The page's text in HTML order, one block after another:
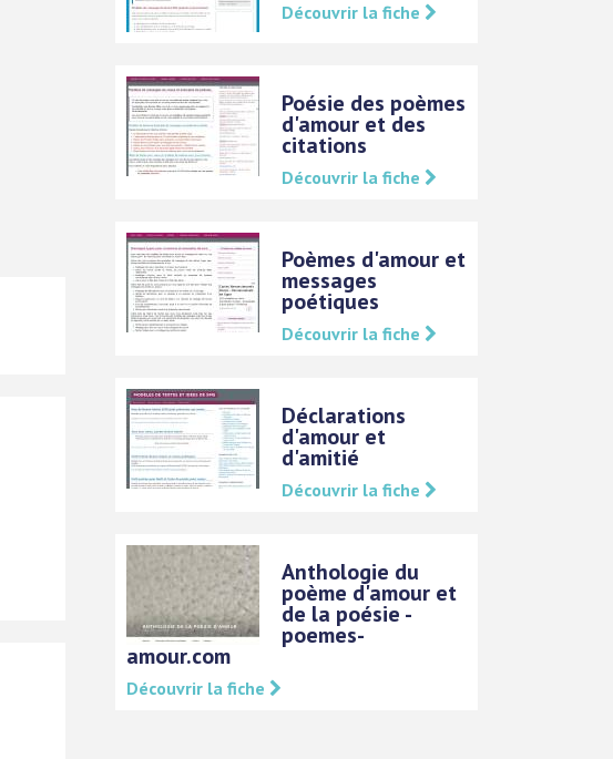
Découvrir la fiche
Poésie des poèmes
d'amour et des
citations
Découvrir la fiche
Poèmes d'amour et
messages
poétiques
Découvrir la fiche
Déclarations
d'amour et
d'amitié
Découvrir la fiche
Anthologie du
poème d'amour et
de la poésie -
poemes-
amour.com
Découvrir la fiche